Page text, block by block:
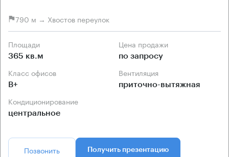
790 м → Хвостов переулок
Площади
365 кв.м
Цена продажи
по запросу
Класс офисов
B+
Вентиляция
приточно-вытяжная
Кондиционирование
центральное
Позвонить Получить презентацию